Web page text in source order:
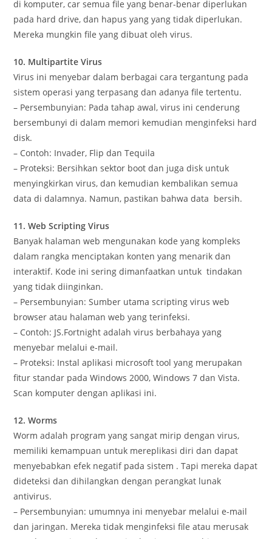
di komputer, car semua file yang benar-benar diperlukan
pada hard drive, dan hapus yang yang tidak diperlukan.
Mereka mungkin file yang dibuat oleh virus.
10. Multipartite Virus
Virus ini menyebar dalam berbagai cara tergantung pada
sistem operasi yang terpasang dan adanya file tertentu.
– Persembunyian: Pada tahap awal, virus ini cenderung
bersembunyi di dalam memori kemudian menginfeksi hard
disk.
– Contoh: Invader, Flip dan Tequila
– Proteksi: Bersihkan sektor boot dan juga disk untuk
menyingkirkan virus, dan kemudian kembalikan semua
data di dalamnya. Namun, pastikan bahwa data bersih.
11. Web Scripting Virus
Banyak halaman web mengunakan kode yang kompleks
dalam rangka menciptakan konten yang menarik dan
interaktif. Kode ini sering dimanfaatkan untuk tindakan
yang tidak diinginkan.
– Persembunyian: Sumber utama scripting virus web
browser atau halaman web yang terinfeksi.
– Contoh: JS.Fortnight adalah virus berbahaya yang
menyebar melalui e-mail.
– Proteksi: Instal aplikasi microsoft tool yang merupakan
fitur standar pada Windows 2000, Windows 7 dan Vista.
Scan komputer dengan aplikasi ini.
12. Worms
Worm adalah program yang sangat mirip dengan virus,
memiliki kemampuan untuk mereplikasi diri dan dapat
menyebabkan efek negatif pada sistem . Tapi mereka dapat
dideteksi dan dihilangkan dengan perangkat lunak
antivirus.
– Persembunyian: umumnya ini menyebar melalui e-mail
dan jaringan. Mereka tidak menginfeksi file atau merusak